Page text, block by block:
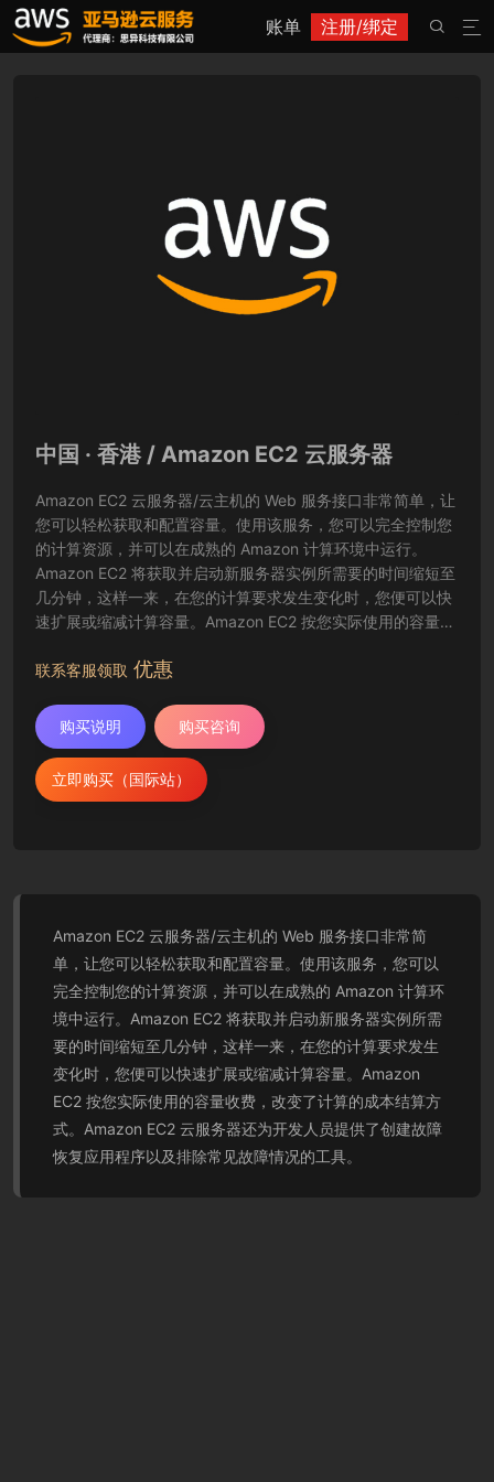
账单 注册/绑定 

中国 · 香港 / Amazon EC2 云服务器
Amazon EC2 云服务器/云主机的 Web 服务接口非常简单，让
您可以轻松获取和配置容量。使用该服务，您可以完全控制您
的计算资源，并可以在成熟的 Amazon 计算环境中运行。
Amazon EC2 将获取并启动新服务器实例所需要的时间缩短至
几分钟，这样一来，在您的计算要求发生变化时，您便可以快
速扩展或缩减计算容量。Amazon EC2 按您实际使用的容量收
开发人员提供了创建故障恢复应用程序以及排除常见故障情况
联系客服领取 优惠
购买说明 购买咨询
立即购买（国际站）
Amazon EC2 云服务器/云主机的 Web 服务接口非常简
单，让您可以轻松获取和配置容量。使用该服务，您可以
完全控制您的计算资源，并可以在成熟的 Amazon 计算环
境中运行。Amazon EC2 将获取并启动新服务器实例所需
要的时间缩短至几分钟，这样一来，在您的计算要求发生
变化时，您便可以快速扩展或缩减计算容量。Amazon
EC2 按您实际使用的容量收费，改变了计算的成本结算方
式。Amazon EC2 云服务器还为开发人员提供了创建故障
恢复应用程序以及排除常见故障情况的工具。